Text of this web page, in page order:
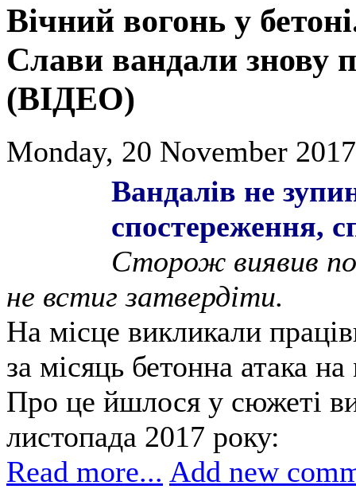
Вічний вогонь у
Слави вандали знову
(ВІДЕО)
Monday, 20 November
Вандалів не
спостереження,
Сторож виявив
не встиг затвердіти.
На місце викликали
за місяць бетонна атака
Про це йшлося у сюжеті
листопада 2017 року:
Read more... Add new